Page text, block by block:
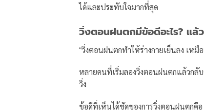
ได้และประทับใจมากที่สุด
วิ่งตอนฝนตกมีข้อดีอะไร? แล้
“วิ่งตอนฝนตกทำให้ร่างกายเย็นลง เห
หลายคนที่เริ่มลองวิ่งตอนฝนตกแล้วกลั
วิ่ง
ข้อดีที่เห็นได้ชัดของการวิ่งตอนฝนตกคือ